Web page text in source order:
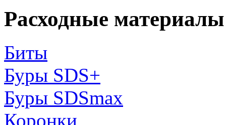
Расходные
Биты
Буры SDS+
Буры SDSmax
Коронки